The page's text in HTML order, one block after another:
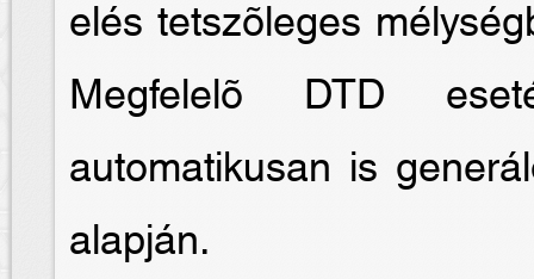
elés tetszõleges
Megfelelõ DTD
automatikusan is
alapján.